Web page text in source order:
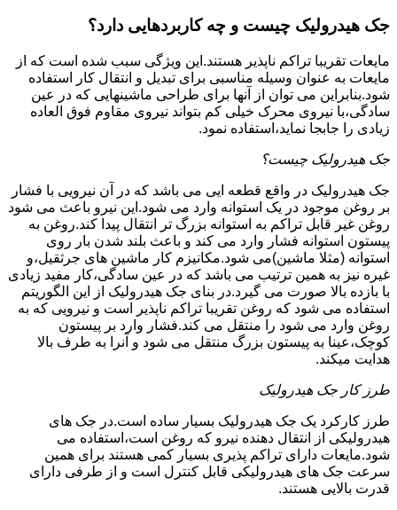
جک هیدرولیک چیست و چه کاربردهایی دارد؟
مایعات تقریبا تراکم ناپذیر هستند.این ویژگی سبب شده است که از
مایعات به عنوان وسیله مناسبی برای تبدیل و انتقال کار استفاده
شود.بنابراین می توان از آنها برای طراحی ماشینهایی که در عین
سادگی،با نیروی محرک خیلی کم بتواند نیروی مقاوم فوق العاده
زیادی را جابجا نماید،استفاده نمود.
جک هیدرولیک چیست؟
جک هیدرولیک در واقع قطعه ایی می باشد که در آن نیرویی با فشار
بر روغن موجود در یک استوانه وارد می شود.این نیرو باعث می شود
روغن غیر قابل تراکم به استوانه بزرگ تر انتقال پیدا کند.روغن به
پیستون استوانه فشار وارد می کند و باعث بلند شدن بار روی
استوانه (مثلا ماشین)می شود.مکانیزم کار ماشین های جرثقیل،و
غیره نیز به همین ترتیب می باشد که در عین سادگی،کار مفید زیادی
با بازده بالا صورت می گیرد.در بنای جک هیدرولیک از این الگوریتم
استفاده می شود که روغن تقریبا تراکم ناپذیر است و نیرویی که به
روغن وارد می شود را منتقل می کند.فشار وارد بر پیستون
کوچک،عینا به پیستون بزرگ منتقل می شود و آنرا به طرف بالا
هدایت میکند.
طرز کار جک هیدرولیک
طرز کارکرد یک جک هیدرولیک بسیار ساده است.در جک های
هیدرولیکی از انتقال دهنده نیرو که روغن است،استفاده می
شود.مایعات دارای تراکم پذیری بسیار کمی هستند برای همین
سرعت جک های هیدرولیکی قابل کنترل است و از طرفی دارای
قدرت بالایی هستند.